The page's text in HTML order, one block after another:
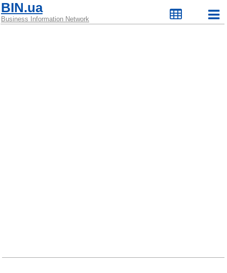
BIN.ua
Business Information Network